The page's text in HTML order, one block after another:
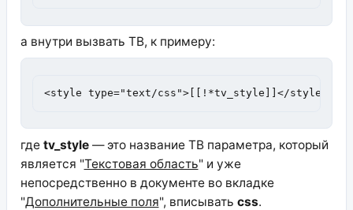
а внутри вызвать ТВ, к примеру:
<style type="text/css">[[!*tv_style]]</style>
где tv_style— это название ТВ параметра, который
является "Текстовая область" и уже
непосредственно в документе во вкладке
"Дополнительные поля", вписывать css.